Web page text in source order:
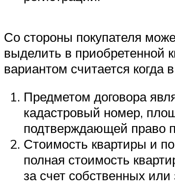
Со стороны покупателя
выделить в приобретенной
вариантом считается
Предметом договора
кадастровый номер,
подтверждающей право
Стоимость квартиры и
полная стоимость
за счет собственных